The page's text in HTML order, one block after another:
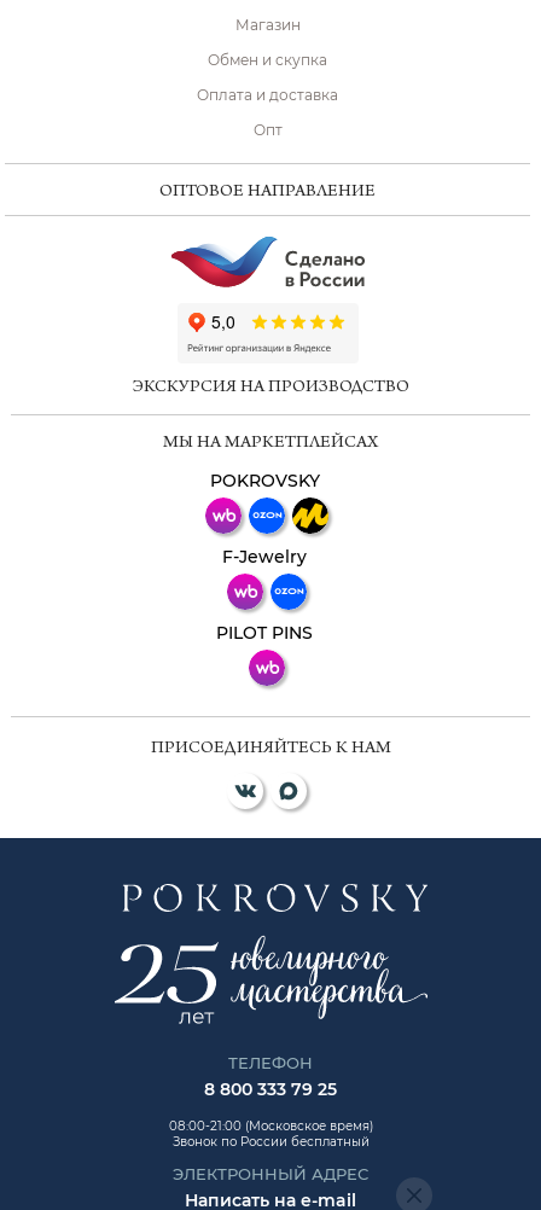
Магазин
Обмен и скупка
Оплата и доставка
Опт
ОПТОВОЕ НАПРАВЛЕНИЕ
ЭКСКУРСИЯ НА ПРОИЗВОДСТВО
МЫ НА МАРКЕТПЛЕЙСАХ
POKROVSKY
F-Jewelry
PILOT PINS
ПРИСОЕДИНЯЙТЕСЬ К НАМ
ТЕЛЕФОН
8 800 333 79 25
08:00-21:00 (Московское время)
Звонок по России бесплатный
ЭЛЕКТРОННЫЙ АДРЕС
Написать на e-mail